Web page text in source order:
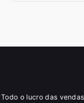
Todo o lucro das